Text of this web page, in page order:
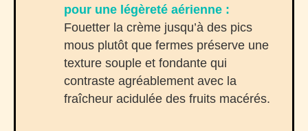
pour une légèreté aérienne :
Fouetter la crème jusqu’à des pics
mous plutôt que fermes préserve une
texture souple et fondante qui
contraste agréablement avec la
fraîcheur acidulée des fruits macérés.